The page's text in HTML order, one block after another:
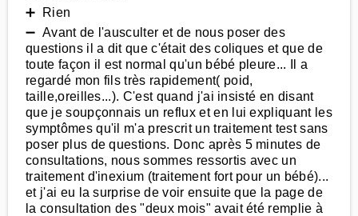
➕ Rien
➖ Avant de l'ausculter et de nous poser des
questions il a dit que c'était des coliques et que de
toute façon il est normal qu'un bébé pleure... Il a
regardé mon fils très rapidement( poid,
taille,oreilles...). C'est quand j'ai insisté en disant
que je soupçonnais un reflux et en lui expliquant les
symptômes qu'il m'a prescrit un traitement test sans
poser plus de questions. Donc après 5 minutes de
consultations, nous sommes ressortis avec un
traitement d'inexium (traitement fort pour un bébé)...
et j'ai eu la surprise de voir ensuite que la page de
la consultation des "deux mois" avait été remplie à